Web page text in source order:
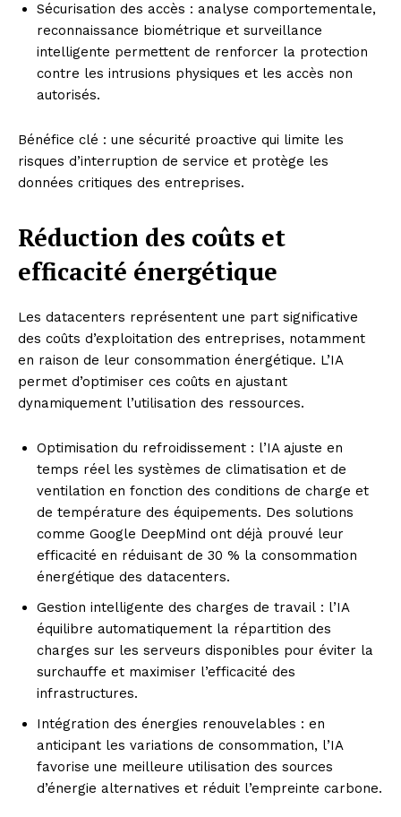
Sécurisation des accès : analyse comportementale,
reconnaissance biométrique et surveillance
intelligente permettent de renforcer la protection
contre les intrusions physiques et les accès non
autorisés.
Bénéfice clé : une sécurité proactive qui limite les
risques d’interruption de service et protège les
données critiques des entreprises.
Réduction des coûts et
efficacité énergétique
Les datacenters représentent une part significative
des coûts d’exploitation des entreprises, notamment
en raison de leur consommation énergétique. L’IA
permet d’optimiser ces coûts en ajustant
dynamiquement l’utilisation des ressources.
Optimisation du refroidissement : l’IA ajuste en
temps réel les systèmes de climatisation et de
ventilation en fonction des conditions de charge et
de température des équipements. Des solutions
comme Google DeepMind ont déjà prouvé leur
efficacité en réduisant de 30 % la consommation
énergétique des datacenters.
Gestion intelligente des charges de travail : l’IA
équilibre automatiquement la répartition des
charges sur les serveurs disponibles pour éviter la
surchauffe et maximiser l’efficacité des
infrastructures.
Intégration des énergies renouvelables : en
anticipant les variations de consommation, l’IA
favorise une meilleure utilisation des sources
d’énergie alternatives et réduit l’empreinte carbone.